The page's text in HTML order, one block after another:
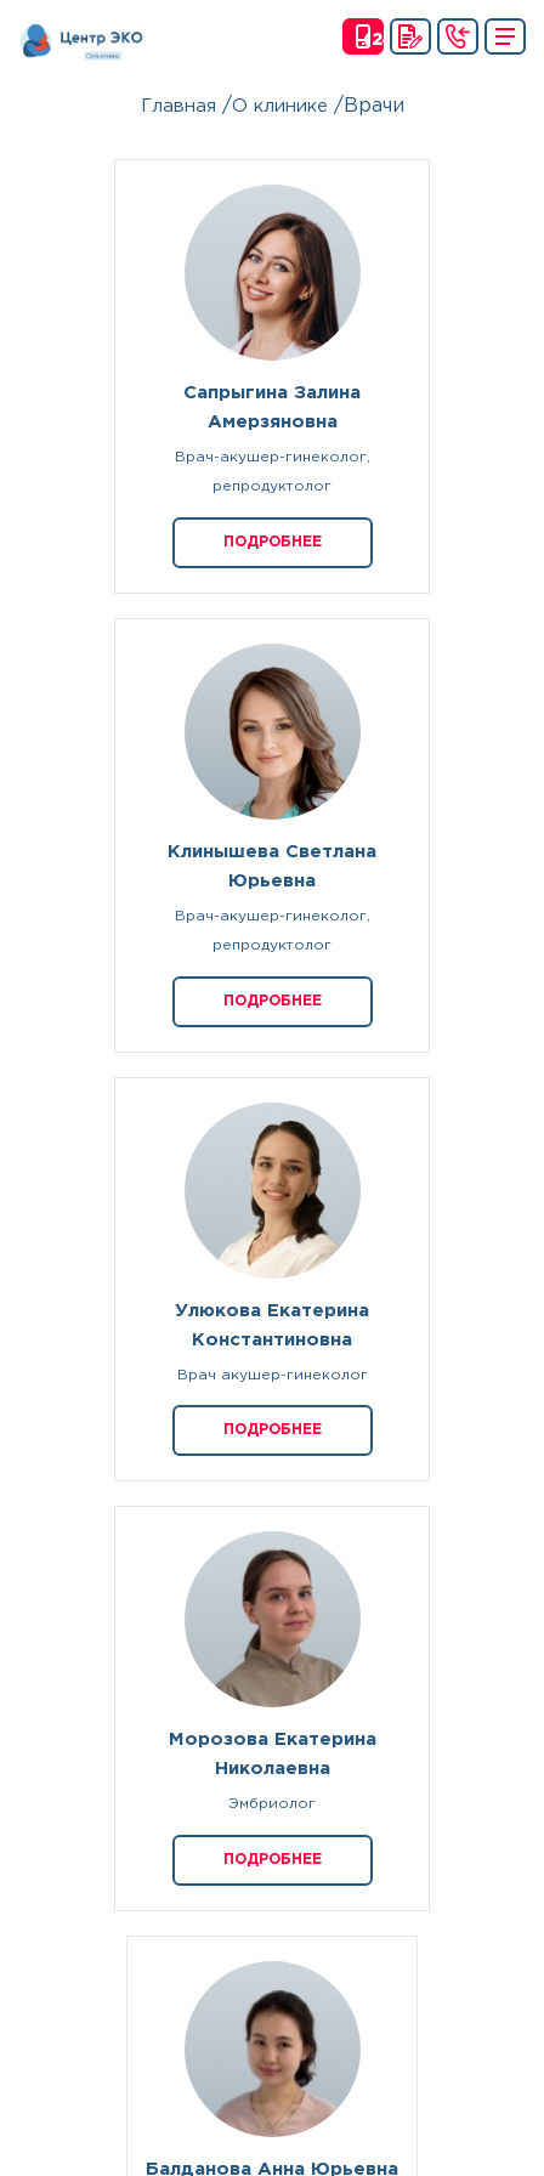
(24
Главная /О клинике / Врачи
Сапрыгина Залина
Амерзяновна
Врач-акушер-гинеколог,
репродуктолог
ПОДРОБНЕЕ
Клинышева Светлана
Юрьевна
Врач-акушер-гинеколог,
репродуктолог
ПОДРОБНЕЕ
Улюкова Екатерина
Константиновна
Врач акушер-гинеколог
ПОДРОБНЕЕ
Морозова Екатерина
Николаевна
Эмбриолог
ПОДРОБНЕЕ
Балданова Анна Юрьевна